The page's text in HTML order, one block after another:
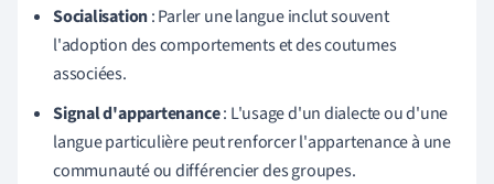
Socialisation: Parler une langue inclut souvent
l'adoption des comportements et des coutumes
associées.
Signal d'appartenance: L'usage d'un dialecte ou d'une
langue particulière peut renforcer l'appartenance à une
communauté ou différencier des groupes.